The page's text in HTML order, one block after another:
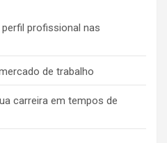
profissional nas
de trabalho
carreira em tempos de